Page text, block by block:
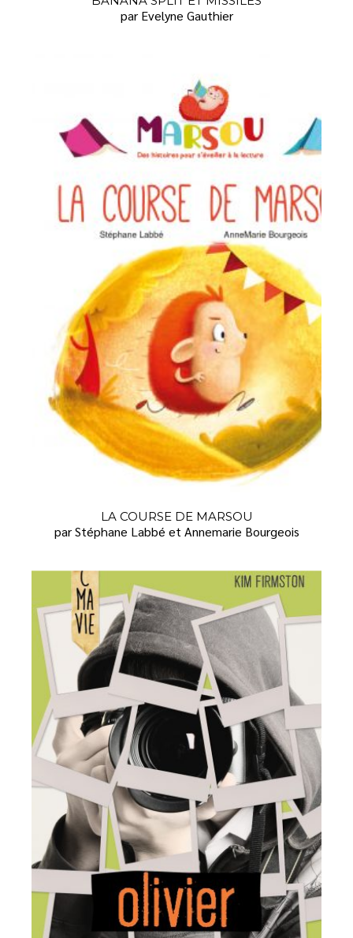
par Evelyne Gauthier
LA COURSE DE MARSOU
par Stéphane Labbé et Annemarie Bourgeois